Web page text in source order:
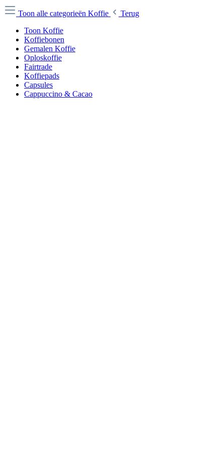
Toon alle categorieën Koffie
Terug
Toon Koffie
Koffiebonen
Gemalen Koffie
Oploskoffie
Fairtrade
Koffiepads
Capsules
Cappuccino & Cacao